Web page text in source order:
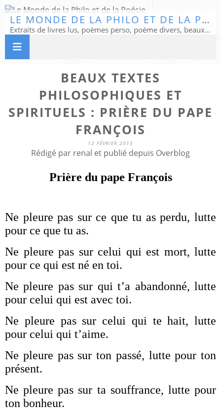
LE MONDE DE LA PHILO ET DE LA POÉSIE
Extraits de livres lus, poèmes perso, poème divers, beaux textes...
BEAUX TEXTES
PHILOSOPHIQUES ET
SPIRITUELS : PRIÈRE DU PAPE
FRANÇOIS
12 FÉVRIER 2015
Rédigé par renal et publié depuis Overblog
Prière du pape François
Ne pleure pas sur ce que tu as perdu, lutte
pour ce que tu as.
Ne pleure pas sur celui qui est mort, lutte
pour ce qui est né en toi.
Ne pleure pas sur qui t’a abandonné, lutte
pour celui qui est avec toi.
Ne pleure pas sur celui qui te hait, lutte
pour celui qui t’aime.
Ne pleure pas sur ton passé, lutte pour ton
présent.
Ne pleure pas sur ta souffrance, lutte pour
ton bonheur.